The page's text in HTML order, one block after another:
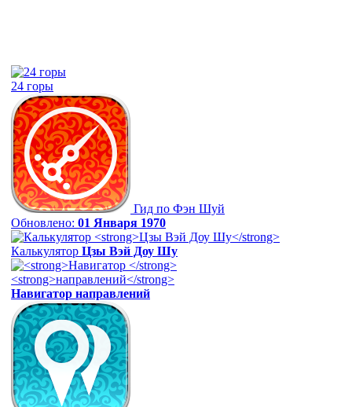
24 горы
Гид по Фэн Шуй
Обновлено: 01 Января 1970
Калькулятор Цзы Вэй Доу Шу
Навигатор направлений